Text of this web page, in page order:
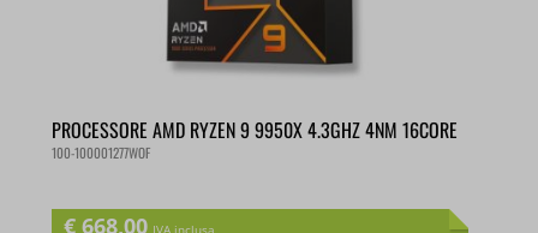
PROCESSORE AMD RYZEN 9 9950X 4.3GHZ 4NM 16CORE
100-100001277WOF
€ 668,00 IVA inclusa